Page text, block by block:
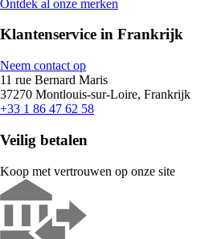
Ontdek al onze merken
Klantenservice in Frankrijk
Neem contact op
11 rue Bernard Maris
37270 Montlouis-sur-Loire, Frankrijk
+33 1 86 47 62 58
Veilig betalen
Koop met vertrouwen op onze site